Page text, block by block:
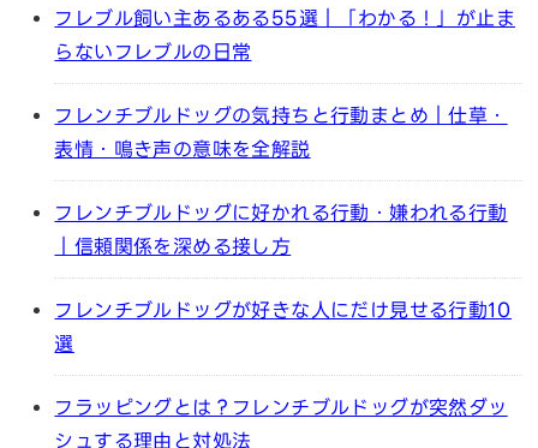
フレブル飼い主あるある55選｜「わかる！」が止ま
らないフレブルの日常
フレンチブルドッグの気持ちと行動まとめ｜仕草・
表情・鳴き声の意味を全解説
フレンチブルドッグに好かれる行動・嫌われる行動
｜信頼関係を深める接し方
フレンチブルドッグが好きな人にだけ見せる行動10
選
フラッピングとは？フレンチブルドッグが突然ダッ
シュする理由と対処法